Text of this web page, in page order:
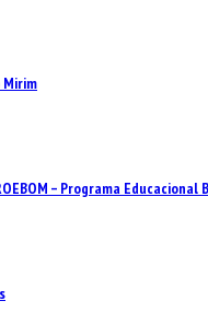
Mirim
– Programa Educacional